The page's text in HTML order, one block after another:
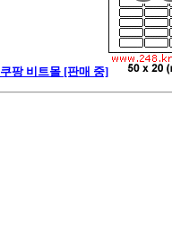
쿠팡 비트몰 [판매 중]